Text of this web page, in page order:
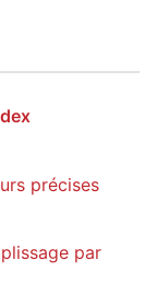
précises
par